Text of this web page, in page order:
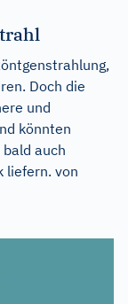
Doch die
und
könnten
auch
liefern. von